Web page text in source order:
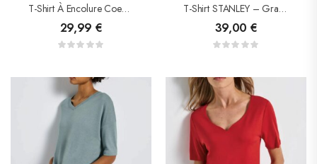
T-Shirt À Encolure Coeur- Street One
29,99 €
T-Shirt STANLEY – Grace &Mila
39,00 €